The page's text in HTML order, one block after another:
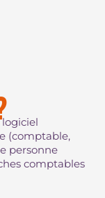
(comptable,
personne
comptables